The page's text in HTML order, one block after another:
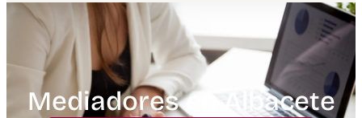
Mediadores en Albacete